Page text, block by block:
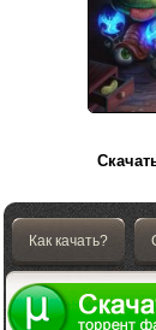
Как качать?